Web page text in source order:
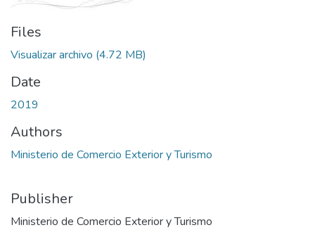
Files
Visualizar archivo (4.72 MB)
Date
2019
Authors
Ministerio de Comercio Exterior y Turismo
Publisher
Ministerio de Comercio Exterior y Turismo